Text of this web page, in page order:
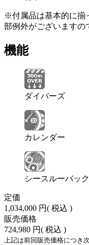
※付属品は基本的に揃
部例外がございますの
機能
ダイバーズ
カレンダー
シースルーバック
定価
1,034,000 円( 税込 )
販売価格
724,980 円( 税込 )
上記は前回販売価格につき